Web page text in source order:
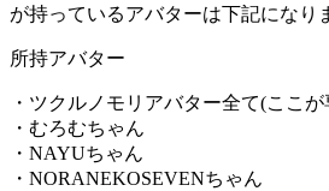
が持っているアバターは下記になり
所持アバター
・ツクルノモリアバター全て(ここが
・むろむちゃん
・NAYUちゃん
・NORANEKOSEVENちゃん